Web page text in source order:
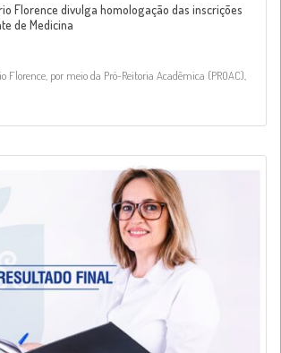
Florence divulga homologação das inscrições
de Medicina
Florence, por meio da Pró-Reitoria Acadêmica (PROAC),